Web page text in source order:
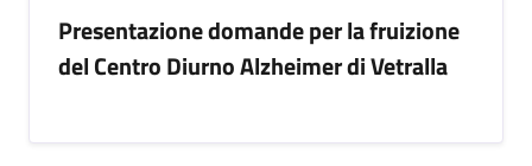
Presentazione domande per la fruizione
del Centro Diurno Alzheimer di Vetralla